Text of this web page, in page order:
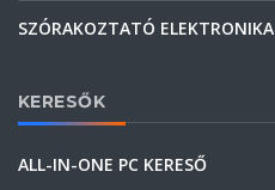
SZÓRAKOZTATÓ ELEKTRONIKA
KERESŐK
ALL-IN-ONE PC KERESŐ